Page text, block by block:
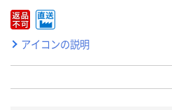
アイコンの説明